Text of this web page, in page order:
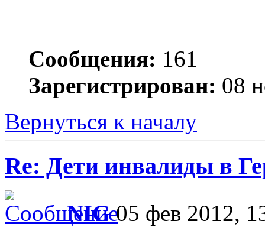
Сообщения: 161
Зарегистрирован: 08
Вернуться к началу
Re: Дети инвалиды в
NIG05 фев 2012,